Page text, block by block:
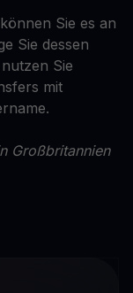
Sie es an
Sie dessen
Sie
mit
Großbritannien